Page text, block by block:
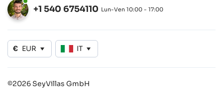
Aperto
+1 540 6754110 Lun-Ven 10:00 - 17:00
€ EUR IT
©2026 SeyVillas GmbH